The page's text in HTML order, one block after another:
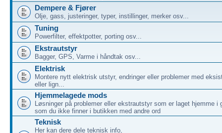
Dempere & Fjører
Olje, gass, justeringer, typer, instillinger, merker osv...
Tuning
Powerfilter, effektpotter, porting osv...
Ekstrautstyr
Bagger, GPS, Varme i håndtak osv...
Elektrisk
Montere nytt elektrisk utstyr, endringer eller problemer med
eller lign...
Hjemmelagede mods
Løsninger på problemer eller ekstrautstyr som er laget hjemme i
som du ikke finner i butikken med andre ord
Teknisk
Her kan dere dele teknisk info,